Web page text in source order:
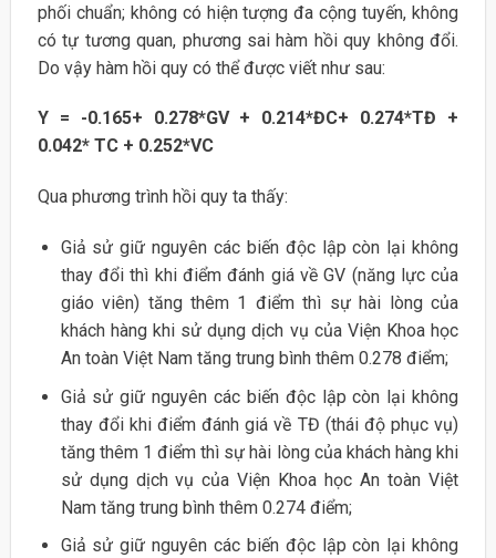
phối chuẩn; không có hiện tượng đa cộng tuyến, không
có tự tương quan, phương sai hàm hồi quy không đổi.
Do vậy hàm hồi quy có thể được viết như sau:
Y = -0.165+ 0.278*GV + 0.214*ĐC+ 0.274*TĐ +
0.042* TC + 0.252*VC
Qua phương trình hồi quy ta thấy:
Giả sử giữ nguyên các biến độc lập còn lại không
thay đổi thì khi điểm đánh giá về GV (năng lực của
giáo viên) tăng thêm 1 điểm thì sự hài lòng của
khách hàng khi sử dụng dịch vụ của Viện Khoa học
An toàn Việt Nam tăng trung bình thêm 0.278 điểm;
Giả sử giữ nguyên các biến độc lập còn lại không
thay đổi khi điểm đánh giá về TĐ (thái độ phục vụ)
tăng thêm 1 điểm thì sự hài lòng của khách hàng khi
sử dụng dịch vụ của Viện Khoa học An toàn Việt
Nam tăng trung bình thêm 0.274 điểm;
Giả sử giữ nguyên các biến độc lập còn lại không